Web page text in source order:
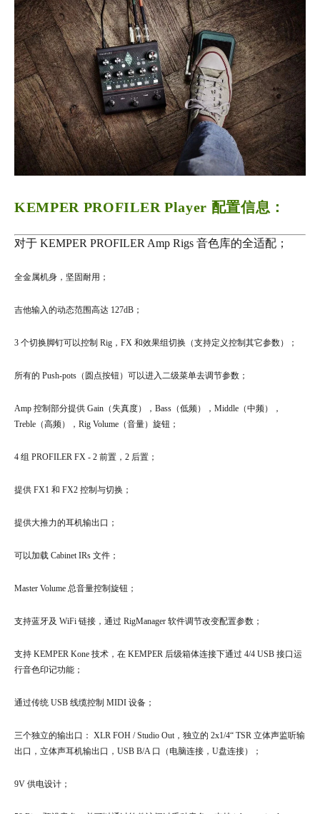
KEMPER PROFILER Player 配置信息：
对于 KEMPER PROFILER Amp Rigs 音色库的全适配；‍‍‍‍‍
全金属机身，坚固耐用；‍
吉他输入的动态范围高达 127dB；‍
3 个切换脚钉可以控制 Rig，FX 和效果组切换（支持定义控制其它参数）；
所有的 Push-pots（圆点按钮）可以进入二级菜单去调节参数；
Amp 控制部分提供 Gain（失真度），Bass（低频），Middle（中频），
Treble（高频），Rig Volume（音量）旋钮；‍‍
4 组 PROFILER FX - 2 前置，2 后置；
提供 FX1 和 FX2 控制与切换；‍‍‍
提供大推力的耳机输出口；‍
可以加载 Cabinet IRs 文件；
Master Volume 总音量控制旋钮；
支持蓝牙及 WiFi 链接，通过 RigManager 软件调节改变配置参数；‍
支持 KEMPER Kone 技术，在 KEMPER 后级箱体连接下通过 4/4 USB 接口运
行音色印记功能；
通过传统 USB 线缆控制 MIDI 设备；‍
三个独立的输出口： XLR FOH / Studio Out，独立的 2x1/4“ TSR 立体声监听输
出口，立体声耳机输出口，USB B/A 口（电脑连接，U盘连接）；‍‍‍
9V 供电设计；